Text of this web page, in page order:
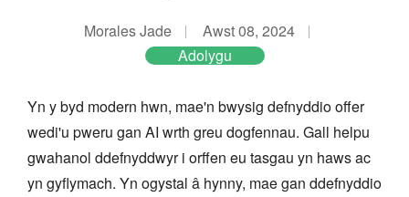
Morales Jade
Awst 08, 2024
Adolygu
Yn y byd modern hwn, mae'n bwysig defnyddio offer
wedi'u pweru gan AI wrth greu dogfennau. Gall helpu
gwahanol ddefnyddwyr i orffen eu tasgau yn haws ac
yn gyflymach. Yn ogystal â hynny, mae gan ddefnyddio